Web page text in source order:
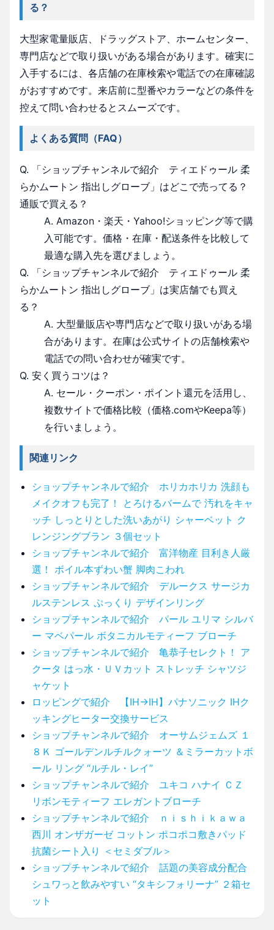
る？
大型家電量販店、ドラッグストア、ホームセンター、
専門店などで取り扱いがある場合があります。確実に
入手するには、各店舗の在庫検索や電話での在庫確認
がおすすめです。来店前に型番やカラーなどの条件を
控えて問い合わせるとスムーズです。
よくある質問（FAQ）
Q. 「ショップチャンネルで紹介 ティエドゥール 柔
らかムートン 指出しグローブ」はどこで売ってる？
通販で買える？
A. Amazon・楽天・Yahoo!ショッピング等で購
入可能です。価格・在庫・配送条件を比較して
最適な購入先を選びましょう。
Q. 「ショップチャンネルで紹介 ティエドゥール 柔
らかムートン 指出しグローブ」は実店舗でも買え
る？
A. 大型量販店や専門店などで取り扱いがある場
合があります。在庫は公式サイトの店舗検索や
電話での問い合わせが確実です。
Q. 安く買うコツは？
A. セール・クーポン・ポイント還元を活用し、
複数サイトで価格比較（価格.comやKeepa等）
を行いましょう。
関連リンク
ショップチャンネルで紹介 ホリカホリカ 洗顔も
メイクオフも完了！ とろけるバームで 汚れをキャ
ッチ しっとりとした洗いあがり シャーベット ク
レンジングブラン ３個セット
ショップチャンネルで紹介 富洋物産 目利き人厳
選！ ボイル本ずわい蟹 脚肉こわれ
ショップチャンネルで紹介 デルークス サージカ
ルステンレス ぷっくり デザインリング
ショップチャンネルで紹介 パール ユリマ シルバ
ー マベパール ボタニカルモティーフ ブローチ
ショップチャンネルで紹介 亀恭子セレクト！ ア
クータ はっ水・ＵＶカット ストレッチ シャツジ
ャケット
ロッピングで紹介 【IH→IH】パナソニック IHク
ッキングヒーター交換サービス
ショップチャンネルで紹介 オーサムジェムズ １
８Ｋ ゴールデンルチルクォーツ ＆ミラーカットボ
ール リング “ルチル・レイ”
ショップチャンネルで紹介 ユキコ ハナイ ＣＺ
リボンモティーフ エレガントブローチ
ショップチャンネルで紹介 ｎｉｓｈｉｋａｗａ
西川 オンザガーゼ コットン ポコポコ敷きパッド
抗菌シート入り ＜セミダブル＞
ショップチャンネルで紹介 話題の美容成分配合
シュワっと飲みやすい “タキシフォリーナ” ２箱セ
ット